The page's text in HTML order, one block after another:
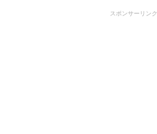
スポンサーリンク